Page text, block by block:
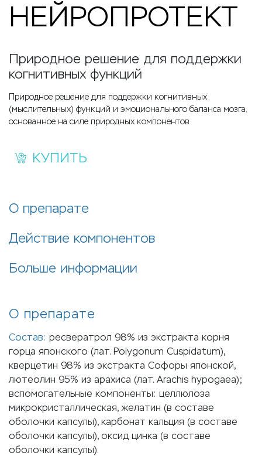
НЕЙРОПРОТЕКТ
Природное решение для поддержки
когнитивных функций
Природное решение для поддержки когнитивных
(мыслительных) функций и эмоционального баланса мозга,
основанное на силе природных компонентов
КУПИТЬ
О препарате
Действие компонентов
Больше информации
О препарате
Состав: ресвератрол 98% из экстракта корня
горца японского (лат. Polygonum Cuspidatum),
кверцетин 98% из экстракта Софоры японской,
лютеолин 95% из арахиса (лат. Arachis hypogaea);
вспомогательные компоненты: целлюлоза
микрокристаллическая, желатин (в составе
оболочки капсулы), карбонат кальция (в составе
оболочки капсулы), оксид цинка (в составе
оболочки капсулы).